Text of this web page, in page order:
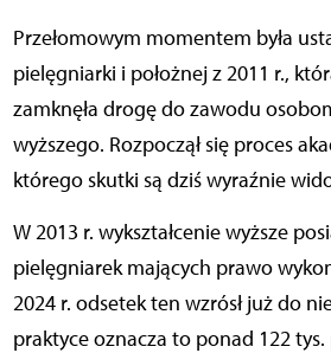
Przełomowym momentem była
pielęgniarki i położnej z 2011 r.,
zamknęła drogę do zawodu
wyższego. Rozpoczął się proces
którego skutki są dziś wyraźnie
W 2013 r. wykształcenie wyższe
pielęgniarek mających prawo
2024 r. odsetek ten wzrósł już do
praktyce oznacza to ponad 122